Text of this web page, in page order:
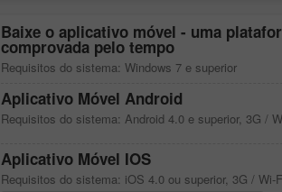
Baixe o aplicativo móvel - uma
comprovada pelo tempo
Requisitos do sistema: Windows 7 e superior
Aplicativo Móvel Android
Requisitos do sistema: Android 4.0 e superior, 3G /
Aplicativo Móvel IOS
Requisitos do sistema: iOS 4.0 ou superior, 3G / Wi-